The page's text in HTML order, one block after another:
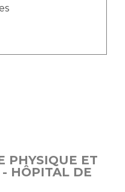
PHYSIQUE ET
HÔPITAL DE